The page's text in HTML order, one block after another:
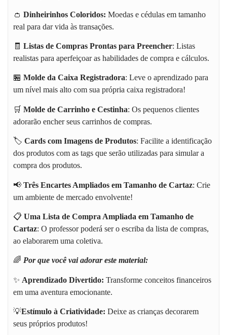
👛 Dinheirinhos Coloridos: Moedas e cédulas em tamanho
real para dar vida às transações.
🧾 Listas de Compras Prontas para Preencher: Listas
realistas para aperfeiçoar as habilidades de compra e cálculos.
🏪 Molde da Caixa Registradora: Leve o aprendizado para
um nível mais alto com sua própria caixa registradora!
🛒 Molde de Carrinho e Cestinha: Os pequenos clientes
adorarão encher seus carrinhos de compras.
🏷️ Cards com Imagens de Produtos: Facilite a identificação
dos produtos com as tags que serão utilizadas para simular a
compra dos produtos.
📢 Três Encartes Ampliados em Tamanho de Cartaz: Crie
um ambiente de mercado envolvente!
📋 Uma Lista de Compra Ampliada em Tamanho de
Cartaz: O professor poderá ser o escriba da lista de compras,
ao elaborarem uma coletiva.
🌈 Por que você vai adorar este material:
✨ Aprendizado Divertido: Transforme conceitos financeiros
em uma aventura emocionante.
💡Estímulo à Criatividade: Deixe as crianças decorarem
seus próprios produtos!